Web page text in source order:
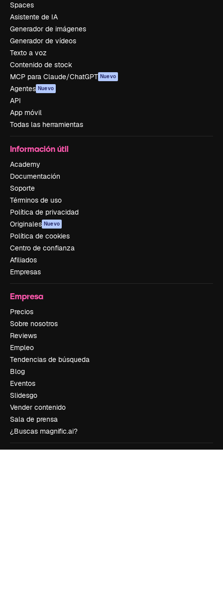
Spaces
Asistente de IA
Generador de imágenes
Generador de vídeos
Texto a voz
Contenido de stock
MCP para Claude/ChatGPT Nuevo
Agentes Nuevo
API
App móvil
Todas las herramientas
Información útil
Academy
Documentación
Soporte
Términos de uso
Política de privacidad
Originales Nuevo
Política de cookies
Centro de confianza
Afiliados
Empresas
Empresa
Precios
Sobre nosotros
Reviews
Empleo
Tendencias de búsqueda
Blog
Eventos
Slidesgo
Vender contenido
Sala de prensa
¿Buscas magnific.ai?